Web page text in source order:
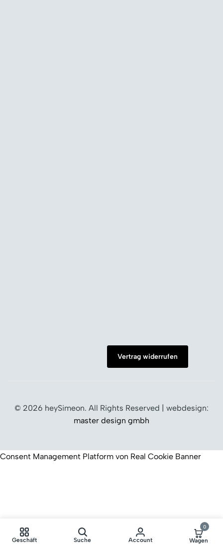
© 2026 heySimeon. All Rights Reserved | webdesign:
master design gmbh
Geschäft Suche Account
0
Wagen
Vertrag widerrufen
Consent Management Platform von Real Cookie Banner